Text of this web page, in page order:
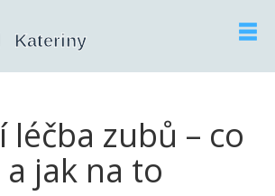
léčba zubů – co
jak na to